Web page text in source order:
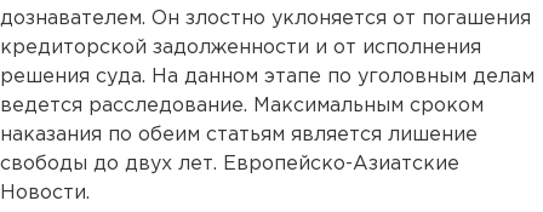
дознавателем. Он злостно уклоняется от погашения
кредиторской задолженности и от исполнения
решения суда. На данном этапе по уголовным делам
ведется расследование. Максимальным сроком
наказания по обеим статьям является лишение
свободы до двух лет. Европейско-Азиатские
Новости.